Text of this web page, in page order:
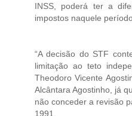
INSS, poderá ter a
impostos naquele
“A decisão do STF
limitação ao teto
Theodoro Vicente
Alcântara Agostinho, já
não conceder a revisão
1991.